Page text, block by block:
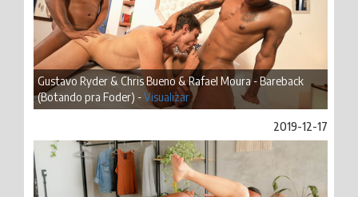
Gustavo Ryder & Chris Bueno & Rafael Moura - Bareback
(Botando pra Foder) -Visualizar
2019-12-17